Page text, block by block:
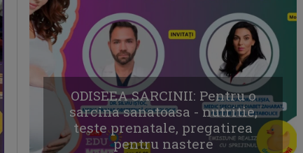
ODISEEA SARCINII: Pentru o
sarcina sanatoasa - nutritie,
teste prenatale, pregatirea
pentru nastere